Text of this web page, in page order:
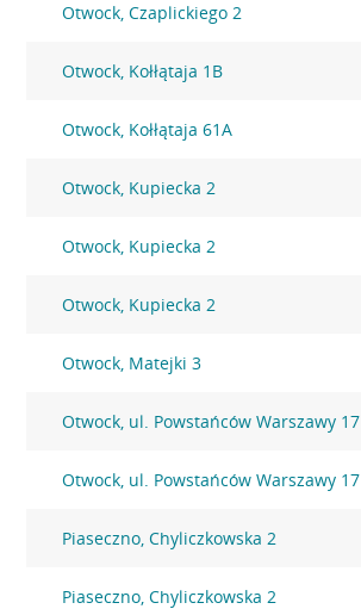
Otwock, Czaplickiego 2
Otwock, Kołłątaja 1B
Otwock, Kołłątaja 61A
Otwock, Kupiecka 2
Otwock, Kupiecka 2
Otwock, Kupiecka 2
Otwock, Matejki 3
Otwock, ul. Powstańców Warszawy 17
Otwock, ul. Powstańców Warszawy 17
Piaseczno, Chyliczkowska 2
Piaseczno, Chyliczkowska 2